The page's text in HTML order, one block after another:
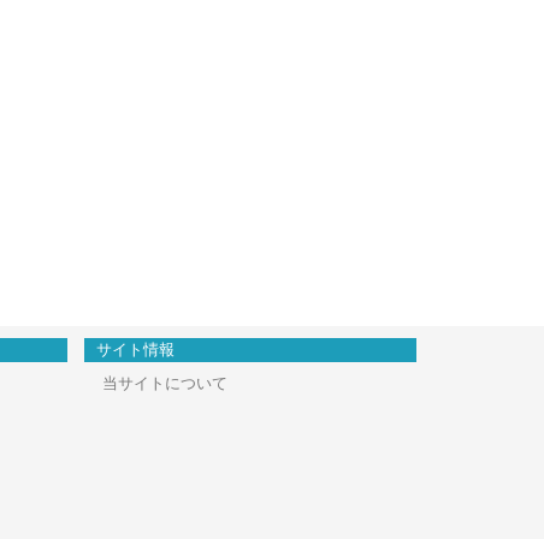
サイト情報
当サイトについて